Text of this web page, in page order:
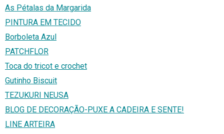
As Pétalas da Margarida
PINTURA EM TECIDO
Borboleta Azul
PATCHFLOR
Toca do tricot e crochet
Gutinho Biscuit
TEZUKURI NEUSA
BLOG DE DECORAÇÃO-PUXE A CADEIRA E SENTE!
LINE ARTEIRA